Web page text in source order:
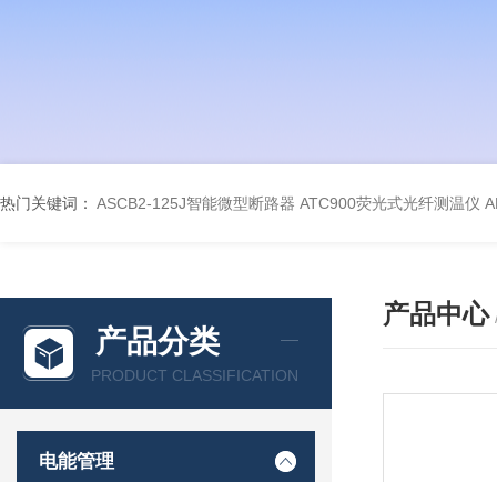
热门关键词： ASCB2-125J智能微型断路器 ATC900荧光式光纤测温仪
产品分类
PRODUCT CLASSIFICATION
电能管理
产品中心